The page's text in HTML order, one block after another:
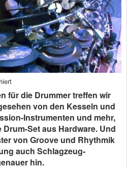
für die Drummer treffen wir
von den Kesseln und
Instrumenten und mehr,
Set aus Hardware. Und
von Groove und Rhythmik
auch Schlagzeug-
hin.